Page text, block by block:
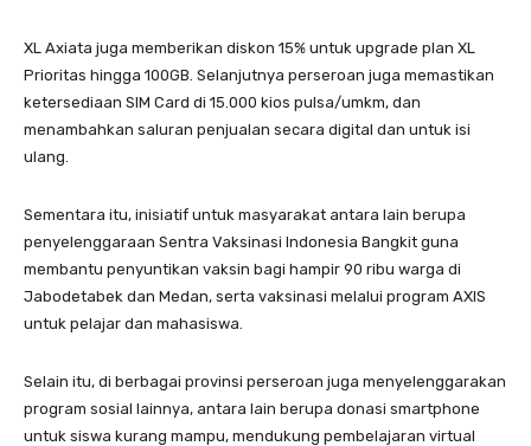
XL Axiata juga memberikan diskon 15% untuk upgrade plan XL
Prioritas hingga 100GB. Selanjutnya perseroan juga memastikan
ketersediaan SIM Card di 15.000 kios pulsa/umkm, dan
menambahkan saluran penjualan secara digital dan untuk isi
ulang.
Sementara itu, inisiatif untuk masyarakat antara lain berupa
penyelenggaraan Sentra Vaksinasi Indonesia Bangkit guna
membantu penyuntikan vaksin bagi hampir 90 ribu warga di
Jabodetabek dan Medan, serta vaksinasi melalui program AXIS
untuk pelajar dan mahasiswa.
Selain itu, di berbagai provinsi perseroan juga menyelenggarakan
program sosial lainnya, antara lain berupa donasi smartphone
untuk siswa kurang mampu, mendukung pembelajaran virtual